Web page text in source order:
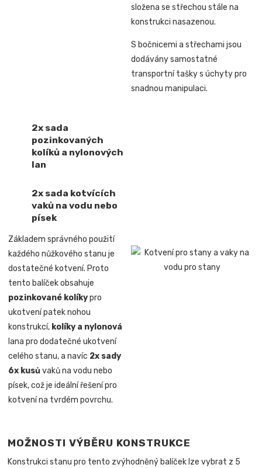
složena se střechou stále na
konstrukci nasazenou.
S bočnicemi a střechami jsou
dodávány samostatné
transportní tašky s úchyty pro
snadnou manipulaci.
2x sada
pozinkovaných
kolíků a nylonových
lan
2x sada kotvících
vaků na vodu nebo
písek
Základem správného použití
každého nůžkového stanu je
dostatečné kotvení. Proto
tento balíček obsahuje
pozinkované kolíkypro
ukotvení patek nohou
konstrukcí, kolíky a nylonová
lana pro dodatečné ukotvení
celého stanu, a navíc 2x sady
6x kusůvaků na vodu nebo
písek, což je ideální řešení pro
kotvení na tvrdém povrchu.
MOŽNOSTI VÝBĚRU KONSTRUKCE
Konstrukci stanu pro tento zvýhodněný balíček lze vybrat z 5